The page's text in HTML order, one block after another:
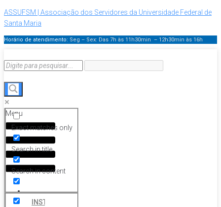
ASSUFSM | Associação dos Servidores da Universidade Federal de
Santa Maria
Horário de atendimento: Seg – Sex: Das 7h às 11h30min – 12h30min às 16h
Exact matches only
Search in title
Search in content
Menu
HOME
INSTITUCIONAL